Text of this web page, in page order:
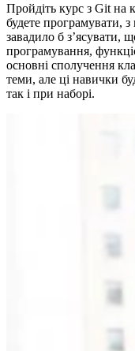
Пройдіть курс з Git на
будете програмувати,
завадило б з’ясувати,
програмування,
основні сполучення
теми, але ці навички
так і при наборі.